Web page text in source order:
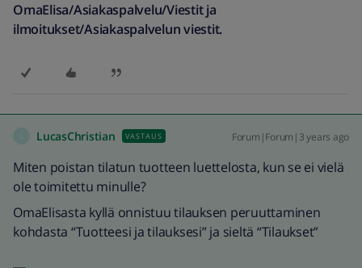
OmaElisa/Asiakaspalvelu/Viestit ja
ilmoitukset/Asiakaspalvelun viestit.
LucasChristian VASTAUS Forum|Forum|3 years ago
Miten poistan tilatun tuotteen luettelosta, kun se ei vielä
ole toimitettu minulle?
OmaElisasta kyllä onnistuu tilauksen peruuttaminen
kohdasta “Tuotteesi ja tilauksesi” ja sieltä “Tilaukset”